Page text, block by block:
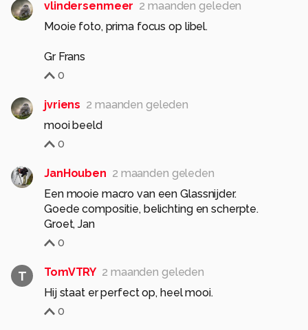
vlindersenmeer 2 maanden geleden
Mooie foto, prima focus op libel.
Gr Frans
0
jvriens 2 maanden geleden
mooi beeld
0
JanHouben 2 maanden geleden
Een mooie macro van een Glassnijder.
Goede compositie, belichting en scherpte.
Groet, Jan
0
T TomVTRY 2 maanden geleden
Hij staat er perfect op, heel mooi.
0